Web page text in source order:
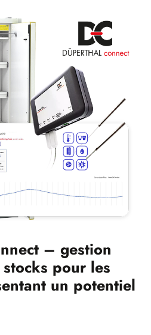
– gestion
pour les
un potentiel